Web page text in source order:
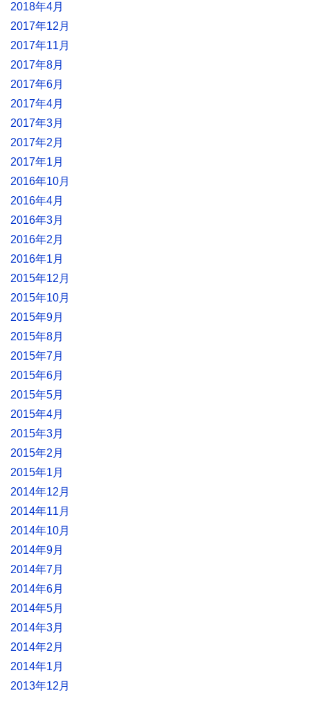
2018年4月
2017年12月
2017年11月
2017年8月
2017年6月
2017年4月
2017年3月
2017年2月
2017年1月
2016年10月
2016年4月
2016年3月
2016年2月
2016年1月
2015年12月
2015年10月
2015年9月
2015年8月
2015年7月
2015年6月
2015年5月
2015年4月
2015年3月
2015年2月
2015年1月
2014年12月
2014年11月
2014年10月
2014年9月
2014年7月
2014年6月
2014年5月
2014年3月
2014年2月
2014年1月
2013年12月